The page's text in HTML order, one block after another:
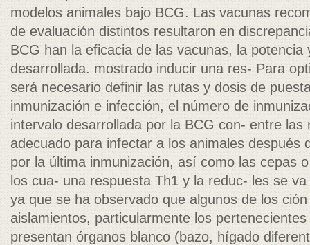
modelos animales bajo BCG. Las vacunas
de evaluación distintos resultaron en
BCG han la eficacia de las vacunas, la potencia
desarrollada. mostrado inducir una res- Para
será necesario definir las rutas y dosis de
inmunización e infección, el número de
intervalo desarrollada por la BCG con- entre las
adecuado para infectar a los animales después
por la última inmunización, así como las cepas
los cua- una respuesta Th1 y la reduc- les se
ya que se ha observado que algunos de los
aislamientos, particularmente los
presentan órganos blanco (bazo, hígado